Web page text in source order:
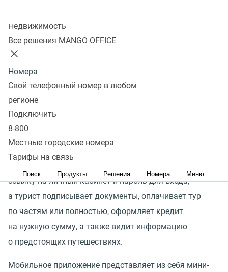
Недвижимость
Все решения MANGO OFFICE
Номера
Свой телефонный номер в любом
регионе
Подключить
8-800
Местные городские номера
Тарифы на связь
Поиск Продукты Решения Номера Меню
Подключить
МоиДокументы-Туризм — это CRM-программа для
автоматизации работы туристических агентств
и турфирм.
ссылку на личный кабинет и пароль для входа,
а турист подписывает документы, оплачивает тур
по частям или полностью, оформляет кредит
на нужную сумму, а также видит информацию
о предстоящих путешествиях.
Мобильное приложение представляет из себя мини-